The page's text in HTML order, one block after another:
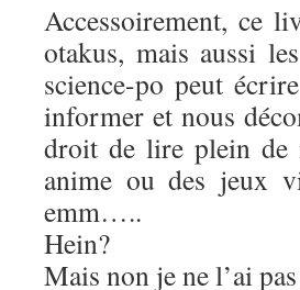
Accessoirement, ce
otakus, mais aussi
science-po peut
informer et nous
droit de lire plein de
anime ou des jeux
emm…..
Hein?
Mais non je ne l’ai